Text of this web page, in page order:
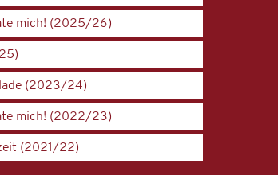
mich! (2025/26)
(2023/24)
mich! (2022/23)
(2021/22)